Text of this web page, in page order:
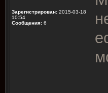
Зарегистрирован: 2015-03-18
10:54
Сообщения: 6